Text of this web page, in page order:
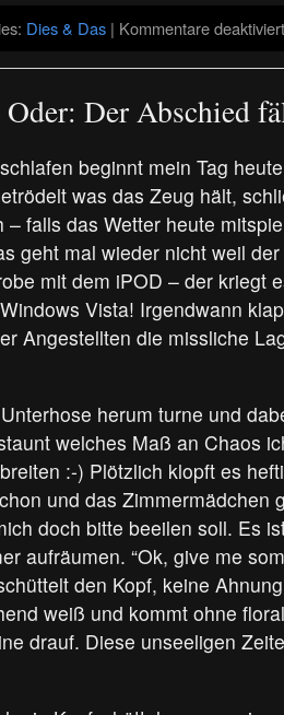
Dies & Das | Kommentare deaktiviert
Der Abschied
beginnt mein Tag
was das Zeug hält,
– falls das Wetter heute
geht mal wieder nicht weil
mit dem iPOD – der kriegt
Vista! Irgendwann
Angestellten die missliche
herum turne und
welches Maß an Chaos
:-) Plötzlich klopft es
und das Zimmermädchen
doch bitte beeilen soll. Es
aufräumen. “Ok, give me
den Kopf, keine
weiß und kommt ohne
drauf. Diese unseeligen